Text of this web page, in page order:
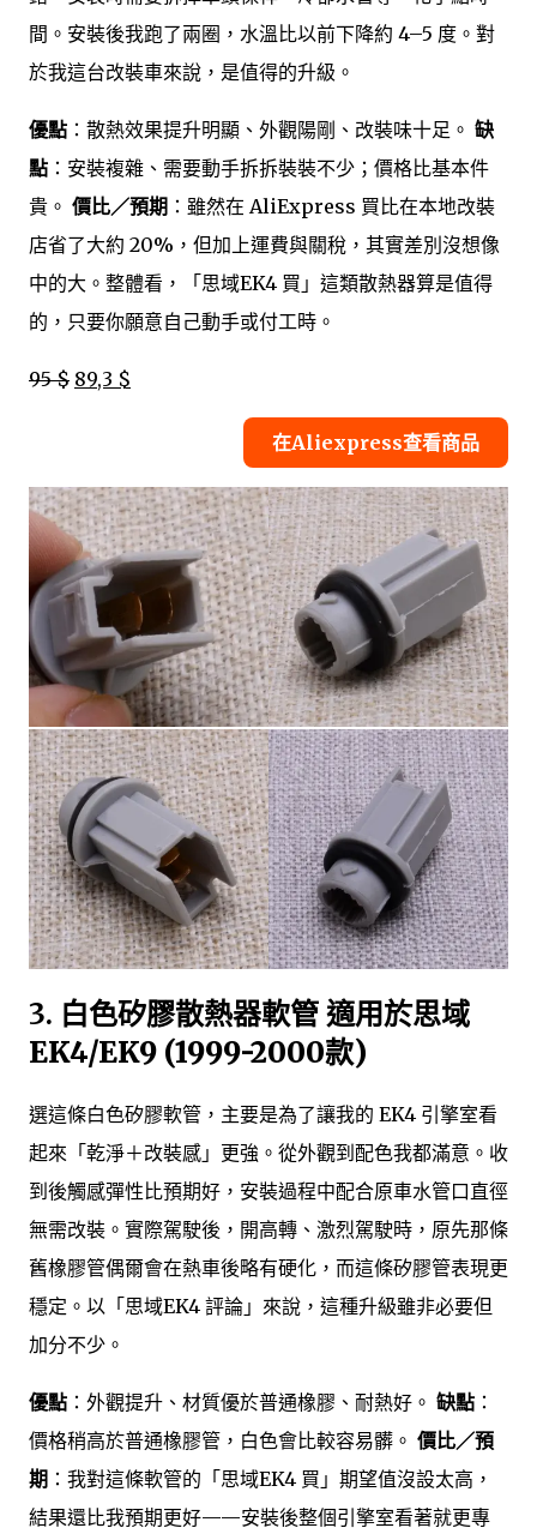
間。安裝後我跑了兩圈，水溫比以前下降約 4–5 度。對
於我這台改裝車來說，是值得的升級。
優點 ：散熱效果提升明顯、外觀陽剛、改裝味十足。 缺
點 ：安裝複雜、需要動手拆拆裝裝不少；價格比基本件
貴。 價比／預期 ：雖然在 AliExpress 買比在本地改裝
店省了大約 20%，但加上運費與關稅，其實差別沒想像
中的大。整體看，「思域EK4 買」這類散熱器算是值得
的，只要你願意自己動手或付工時。
95 $ 89,3 $
在Aliexpress查看商品
3. 白色矽膠散熱器軟管 適用於思域
EK4/EK9 (1999-2000款)
選這條白色矽膠軟管，主要是為了讓我的 EK4 引擎室看
起來「乾淨＋改裝感」更強。從外觀到配色我都滿意。收
到後觸感彈性比預期好，安裝過程中配合原車水管口直徑
無需改裝。實際駕駛後，開高轉、激烈駕駛時，原先那條
舊橡膠管偶爾會在熱車後略有硬化，而這條矽膠管表現更
穩定。以「思域EK4 評論」來說，這種升級雖非必要但
加分不少。
優點 ：外觀提升、材質優於普通橡膠、耐熱好。 缺點 ：
價格稍高於普通橡膠管，白色會比較容易髒。 價比／預
期 ：我對這條軟管的「思域EK4 買」期望值沒設太高，
結果還比我預期更好——安裝後整個引擎室看著就更專